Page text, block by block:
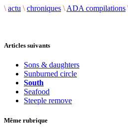
\ actu \ chroniques \ ADA compilations
Articles suivants
Sons & daughters
Sunburned circle
South
Seafood
Steeple remove
Même rubrique